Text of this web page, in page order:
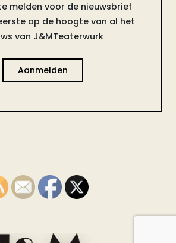
melden voor de nieuwsbrief
op de hoogte van al het
van J&MTeaterwurk
Aanmelden